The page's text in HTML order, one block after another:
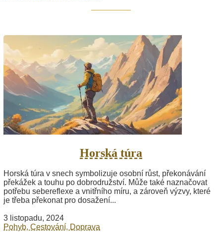
Horská túra
Horská túra v snech symbolizuje osobní růst, překonávání
překážek a touhu po dobrodružství. Může také naznačovat
potřebu sebereflexe a vnitřního míru, a zároveň výzvy, které
je třeba překonat pro dosažení...
3 listopadu, 2024
Pohyb, Cestování, Doprava